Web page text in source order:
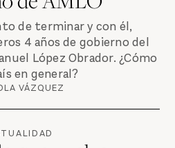
de terminar y con él,
4 años de gobierno del
López Obrador. ¿Cómo
en general?
VÁZQUEZ